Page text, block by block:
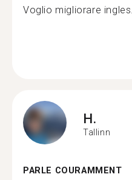
Voglio migliorare
H.
Tallinn
PARLE COURAMMENT